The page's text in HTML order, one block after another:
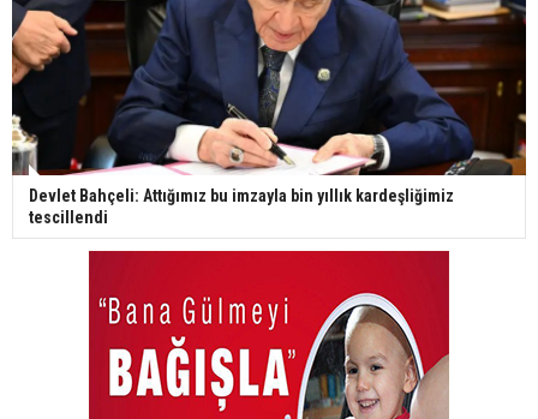
Devlet Bahçeli: Attığımız bu imzayla bin yıllık kardeşliğimiz
tescillendi